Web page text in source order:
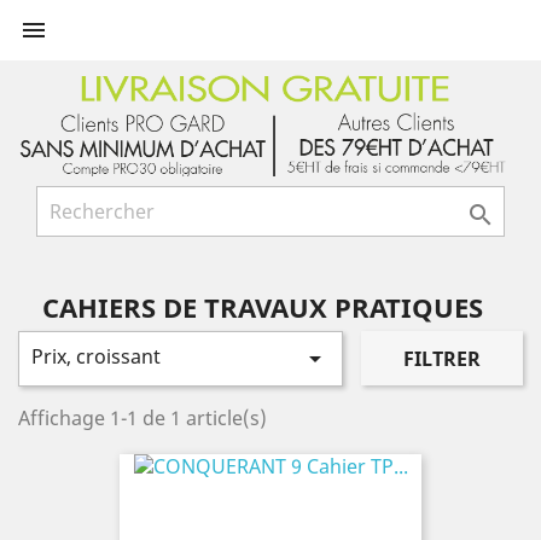


CAHIERS DE TRAVAUX PRATIQUES
Prix, croissant  FILTRER
Affichage 1-1 de 1 article(s)